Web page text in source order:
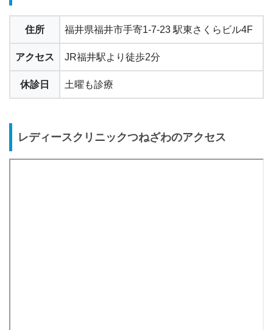
住所 福井県福井市手寄1-7-23 駅東さくらビル4F
アクセス JR福井駅より徒歩2分
休診日 土曜も診療
レディースクリニックつねざわのアクセス